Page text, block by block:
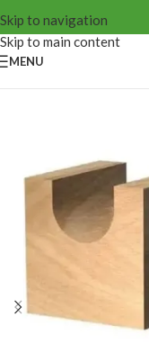
Skip to navigation
Skip to main content
MENU